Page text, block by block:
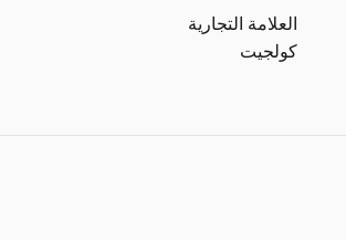
العلامة التجارية
كولجيت